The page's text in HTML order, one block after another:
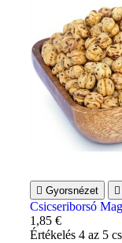
 Gyorsnézet 
Csicseriborsó
1,85 €
Értékelés4 az 5